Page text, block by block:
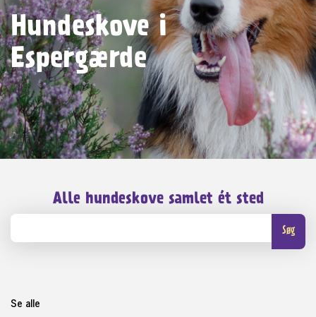
Hundeskove i
Espergærde
Alle hundeskove samlet ét sted
Søg
Se alle